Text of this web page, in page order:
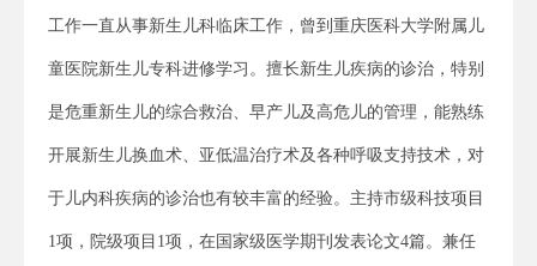
工作一直从事新生儿科临床工作，曾到重庆医科大学附属儿
童医院新生儿专科进修学习。擅长新生儿疾病的诊治，特别
是危重新生儿的综合救治、早产儿及高危儿的管理，能熟练
开展新生儿换血术、亚低温治疗术及各种呼吸支持技术，对
于儿内科疾病的诊治也有较丰富的经验。主持市级科技项目
1项，院级项目1项，在国家级医学期刊发表论文4篇。兼任